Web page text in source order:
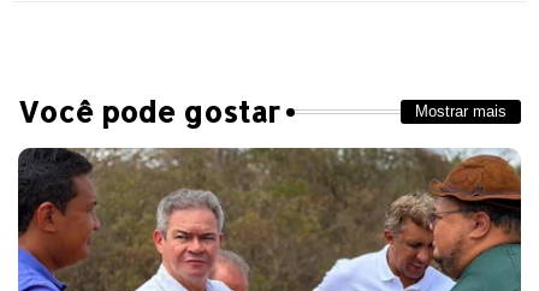
Você pode gostar Mostrar mais